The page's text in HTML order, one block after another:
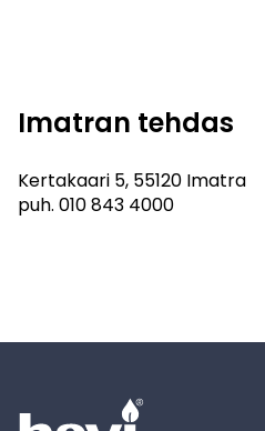
Imatran tehdas
Kertakaari 5, 55120 Imatra
puh. 010 843 4000